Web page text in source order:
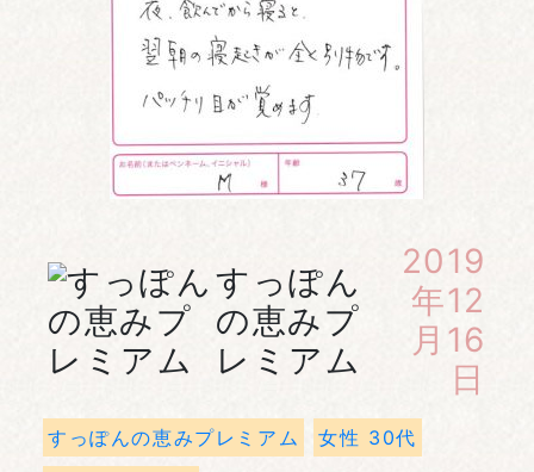
すっぽん
の恵みプ
レミアム
2019
年12
月16
日
すっぽんの恵みプレミアム
女性 30代